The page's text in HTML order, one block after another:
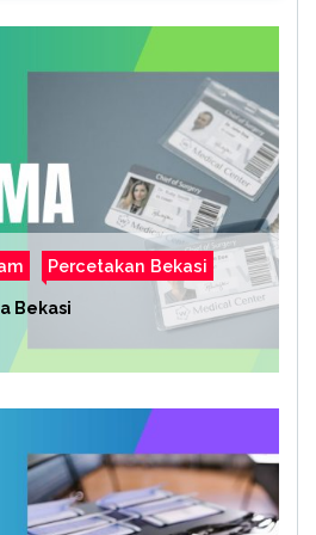
Percetakan Bekasi
Bekasi